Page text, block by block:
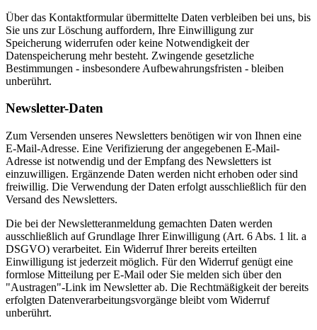
Über das Kontaktformular übermittelte Daten verbleiben bei uns, bis
Sie uns zur Löschung auffordern, Ihre Einwilligung zur
Speicherung widerrufen oder keine Notwendigkeit der
Datenspeicherung mehr besteht. Zwingende gesetzliche
Bestimmungen - insbesondere Aufbewahrungsfristen - bleiben
unberührt.
Newsletter-Daten
Zum Versenden unseres Newsletters benötigen wir von Ihnen eine
E-Mail-Adresse. Eine Verifizierung der angegebenen E-Mail-
Adresse ist notwendig und der Empfang des Newsletters ist
einzuwilligen. Ergänzende Daten werden nicht erhoben oder sind
freiwillig. Die Verwendung der Daten erfolgt ausschließlich für den
Versand des Newsletters.
Die bei der Newsletteranmeldung gemachten Daten werden
ausschließlich auf Grundlage Ihrer Einwilligung (Art. 6 Abs. 1 lit. a
DSGVO) verarbeitet. Ein Widerruf Ihrer bereits erteilten
Einwilligung ist jederzeit möglich. Für den Widerruf genügt eine
formlose Mitteilung per E-Mail oder Sie melden sich über den
"Austragen"-Link im Newsletter ab. Die Rechtmäßigkeit der bereits
erfolgten Datenverarbeitungsvorgänge bleibt vom Widerruf
unberührt.